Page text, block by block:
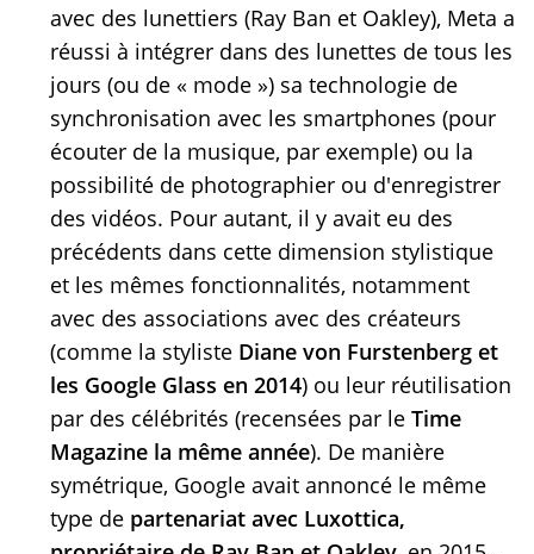
avec des lunettiers (Ray Ban et Oakley), Meta a
réussi à intégrer dans des lunettes de tous les
jours (ou de « mode ») sa technologie de
synchronisation avec les smartphones (pour
écouter de la musique, par exemple) ou la
possibilité de photographier ou d'enregistrer
des vidéos. Pour autant, il y avait eu des
précédents dans cette dimension stylistique
et les mêmes fonctionnalités, notamment
avec des associations avec des créateurs
(comme la styliste Diane von Furstenberg et
les Google Glass en 2014) ou leur réutilisation
par des célébrités (recensées par le Time
Magazine la même année). De manière
symétrique, Google avait annoncé le même
type de partenariat avec Luxottica,